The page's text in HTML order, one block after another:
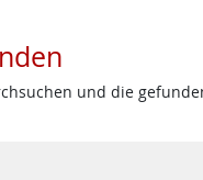
und die